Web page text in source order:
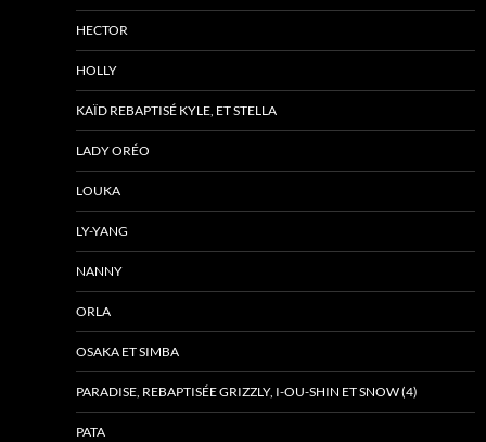
HECTOR
HOLLY
KAÏD REBAPTISÉ KYLE, ET STELLA
LADY ORÉO
LOUKA
LY-YANG
NANNY
ORLA
OSAKA ET SIMBA
PARADISE, REBAPTISÉE GRIZZLY, I-OU-SHIN ET SNOW (4)
PATA